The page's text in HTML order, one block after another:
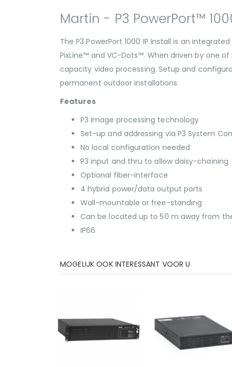
Martin - P3 PowerPort™
The P3 PowerPort 1000 IP Install is an
PixLine™ and VC-Dots™. When driven by one
capacity video processing. Setup and
permanent outdoor installations.
Features
P3 image processing technology
Set-up and addressing via P3 System
No local configuration needed
P3 input and thru to allow daisy-chaining
Optional fiber-interface
4 hybrid power/data output ports
Wall-mountable or free-standing
Can be located up to 50 m away from
IP66
MOGELIJK OOK INTERESSANT VOOR U